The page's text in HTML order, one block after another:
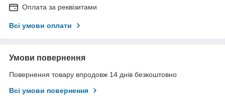
Оплата за реквізитами
Всі умови оплати
Умови повернення
Повернення товару впродовж 14 днів безкоштовно
Всі умови повернення